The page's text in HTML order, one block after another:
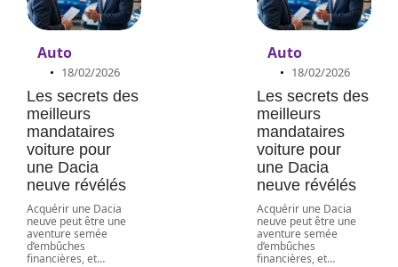
Auto
18/02/2026
Les secrets des
meilleurs
mandataires
voiture pour
une Dacia
neuve révélés
Acquérir une Dacia
neuve peut être une
aventure semée
d’embûches
financières, et…
Auto
18/02/2026
Les secrets des
meilleurs
mandataires
voiture pour
une Dacia
neuve révélés
Acquérir une Dacia
neuve peut être une
aventure semée
d’embûches
financières, et…